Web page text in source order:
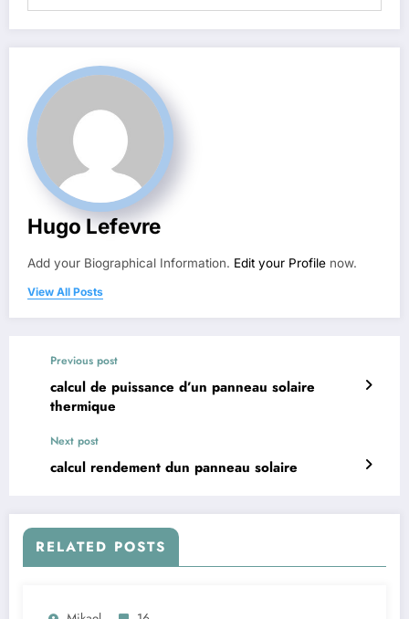
Hugo Lefevre
Add your Biographical Information. Edit your Profile now.
View All Posts
Previous post
calcul de puissance d’un panneau solaire
thermique
Next post
calcul rendement dun panneau solaire
RELATED POSTS